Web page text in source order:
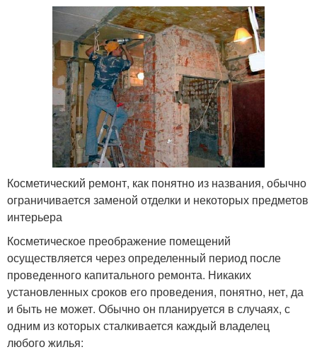
Косметический ремонт, как понятно из названия, обычно
ограничивается заменой отделки и некоторых предметов
интерьера
Косметическое преображение помещений
осуществляется через определенный период после
проведенного капитального ремонта. Никаких
установленных сроков его проведения, понятно, нет, да
и быть не может. Обычно он планируется в случаях, с
одним из которых сталкивается каждый владелец
любого жилья: